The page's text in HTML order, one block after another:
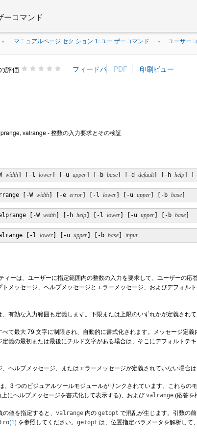
ーコマンド
» マニュアルページ セク ション 1: ユー ザーコマンド » ユーザー
評価
valrange - 整数の入力要求とその検証
width ] [-l lower ] [-u upper ] [-b base ] [-d default] [-h help ]
[-W width ] [-e error ] [-l lower ] [-u upper ] [-b base
[-W width ] [-h help ] [-l lower ] [-u upper ] [-b base
[-l lower ] [-u upper ] [-b base input
ィーは、ユーザーに指定範囲内の整数の入力を要求して、ユーザーの
メッセージ、ヘルプメッセージとエラーメッセージ、およびデフォル
、有効な入力範囲も定義します。下限または上限のいずれかが定義され
べて最大 79 文字に制限され、自動的に書式化されます。メッセージ定
義の最初または最後にチルド文字がある場合は、そこにデフォルト
ヘルプメッセージ、またはエラーメッセージが定義されていない場合
、3 つのビジュアルツールモジュールがリンクされています。これらのモ
上にヘルプメッセージを書式化して表示する)、および valrange (応答を
値を指定すると、 valrange 内の getopt で混乱が生じます。引数の
(1) を参照してください。 getopt は、位置指定パラメータを解析して